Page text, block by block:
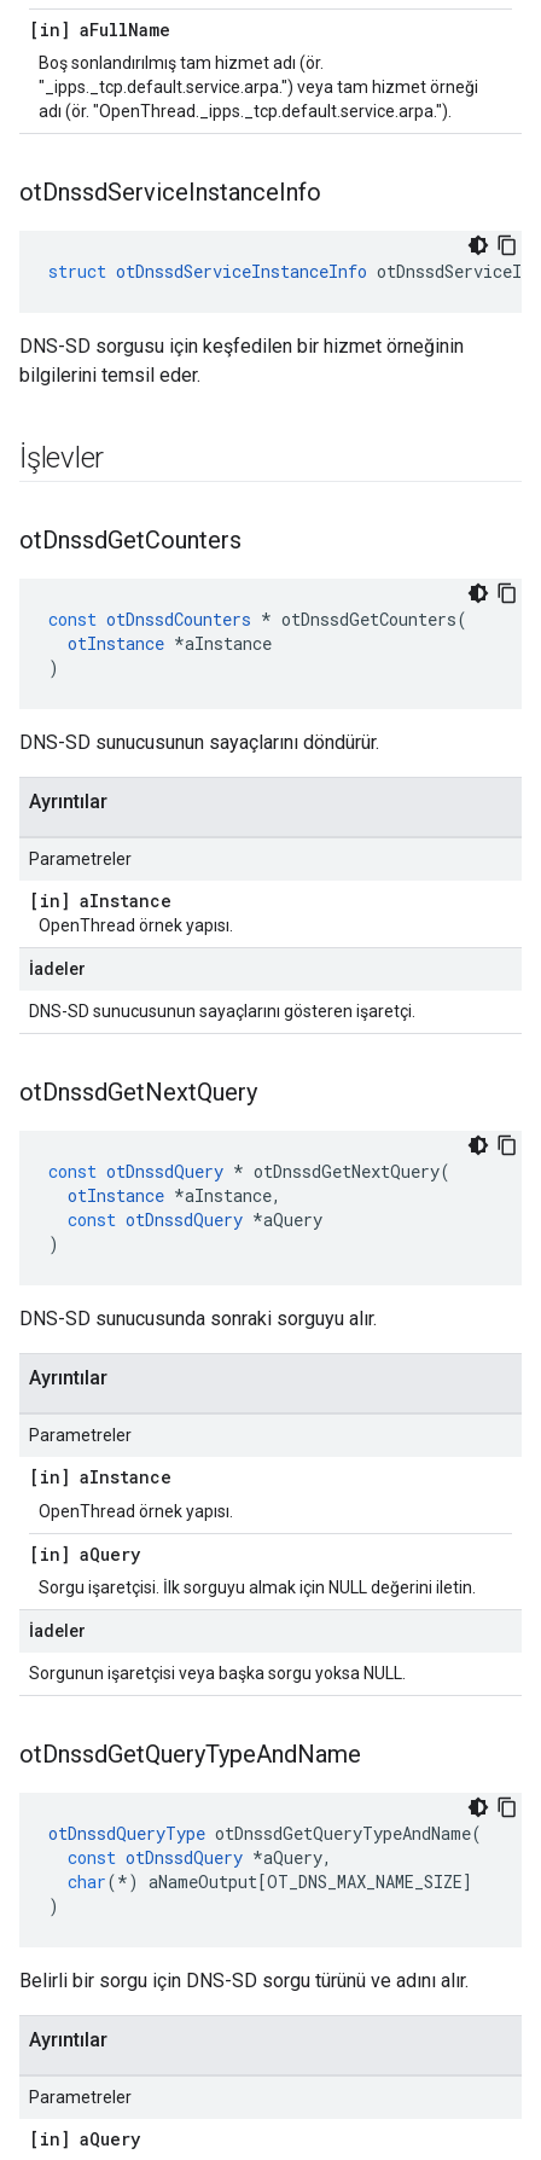
[in] aFullName
Boş sonlandırılmış tam hizmet adı (ör.
"_ipps._tcp.default.service.arpa.") veya tam hizmet örneği
adı (ör. "OpenThread._ipps._tcp.default.service.arpa.").
otDnssdServiceInstanceInfo
struct otDnssdServiceInstanceInfo
DNS-SD sorgusu için keşfedilen bir hizmet örneğinin
bilgilerini temsil eder.
İşlevler
otDnssdGetCounters
const otDnssdCounters * otDnssdGetCounters(
otInstance *aInstance
)
DNS-SD sunucusunun sayaçlarını döndürür.
Ayrıntılar
Parametreler
[in] aInstance
OpenThread örnek yapısı.
İadeler
DNS-SD sunucusunun sayaçlarını gösteren işaretçi.
otDnssdGetNextQuery
const otDnssdQuery * otDnssdGetNextQuery(
otInstance *aInstance,
const otDnssdQuery *aQuery
)
DNS-SD sunucusunda sonraki sorguyu alır.
Ayrıntılar
Parametreler
[in] aInstance
OpenThread örnek yapısı.
[in] aQuery
Sorgu işaretçisi. İlk sorguyu almak için NULL değerini iletin.
İadeler
Sorgunun işaretçisi veya başka sorgu yoksa NULL.
otDnssdGetQueryTypeAndName
otDnssdQueryType otDnssdGetQueryTypeAndName(
const otDnssdQuery *aQuery,
char(*) aNameOutput[OT_DNS_MAX_NAME_SIZE]
)
Belirli bir sorgu için DNS-SD sorgu türünü ve adını alır.
Ayrıntılar
Parametreler
[in] aQuery